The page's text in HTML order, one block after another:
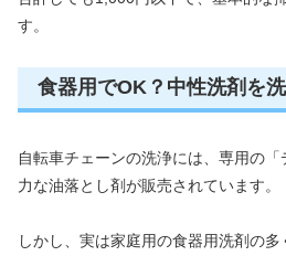
す。
食器用でOK？中性洗剤を
自転車チェーンの洗浄には、専用の
力な油落とし剤が販売されています。
しかし、実は家庭用の食器用洗剤の